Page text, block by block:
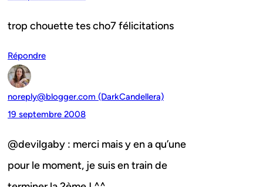
trop chouette tes cho7 félicitations
Répondre
noreply@blogger.com (DarkCandellera)
19 septembre 2008
@devilgaby : merci mais y en a qu’une
pour le moment, je suis en train de